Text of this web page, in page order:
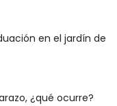
en el jardín de
¿qué ocurre?